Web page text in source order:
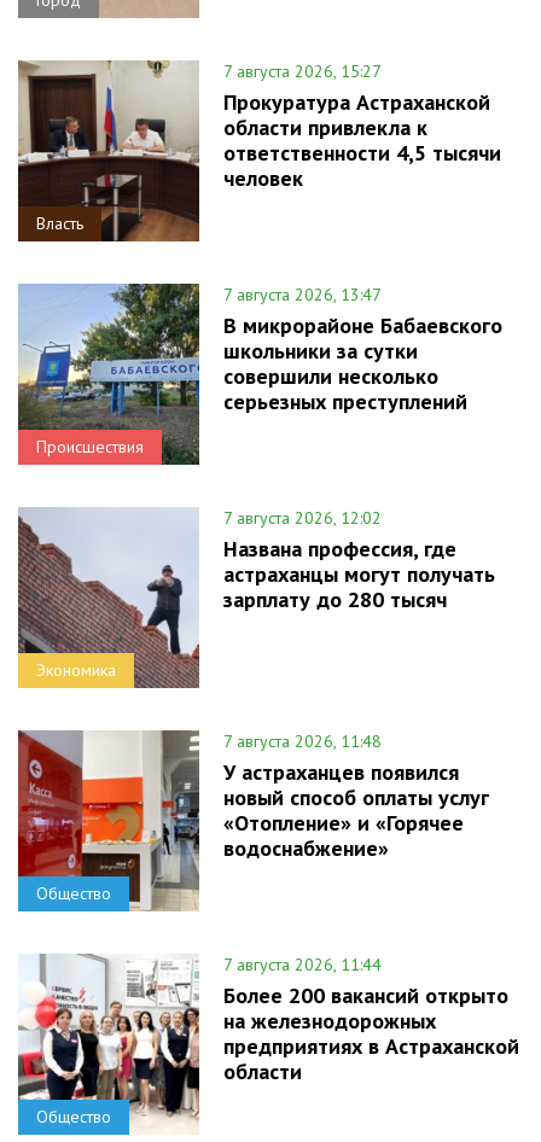
Власть
7 августа 2026, 15:27
Прокуратура Астраханской
области привлекла к
ответственности 4,5 тысячи
человек
Происшествия
7 августа 2026, 13:47
В микрорайоне Бабаевского
школьники за сутки
совершили несколько
серьезных преступлений
Экономика
7 августа 2026, 12:02
Названа профессия, где
астраханцы могут получать
зарплату до 280 тысяч
Общество
7 августа 2026, 11:48
У астраханцев появился
новый способ оплаты услуг
«Отопление» и «Горячее
водоснабжение»
Общество
7 августа 2026, 11:44
Более 200 вакансий открыто
на железнодорожных
предприятиях в Астраханской
области